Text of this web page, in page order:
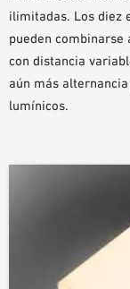
ilimitadas. Los diez
pueden
con distancia
aún más
lumínicos.